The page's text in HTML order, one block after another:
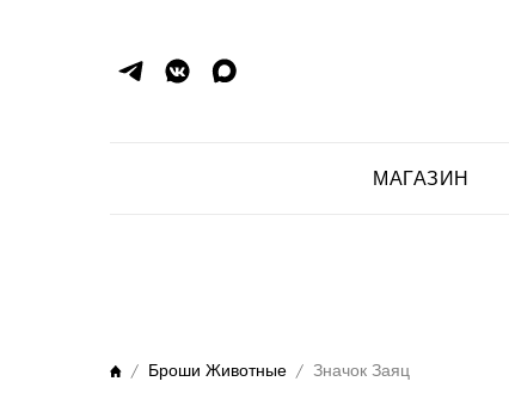
МАГАЗИН
Броши Животные Значок Заяц